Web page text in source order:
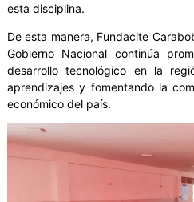
esta disciplina.
De esta manera, Fundacite
Gobierno Nacional continúa
desarrollo tecnológico en la
aprendizajes y fomentando la
económico del país.